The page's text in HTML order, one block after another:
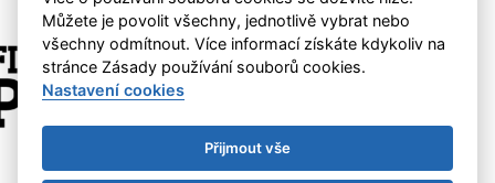
Můžete je povolit všechny, jednotlivě vybrat nebo
všechny odmítnout. Více informací získáte kdykoliv na
stránce Zásady používání souborů cookies.
Nastavení cookies
Přijmout vše